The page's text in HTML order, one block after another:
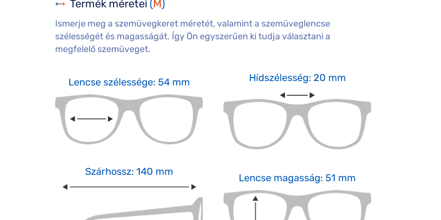
Termék méretei ( M)
Ismerje meg a szemüvegkeret méretét, valamint a szemüveglencse
szélességét és magasságát. Így Ön egyszerűen ki tudja választani a
megfelelő szemüveget.
Lencse szélessége: 54 mm Hídszélesség: 20 mm
Szárhossz: 140 mm
Lencse magasság: 51 mm